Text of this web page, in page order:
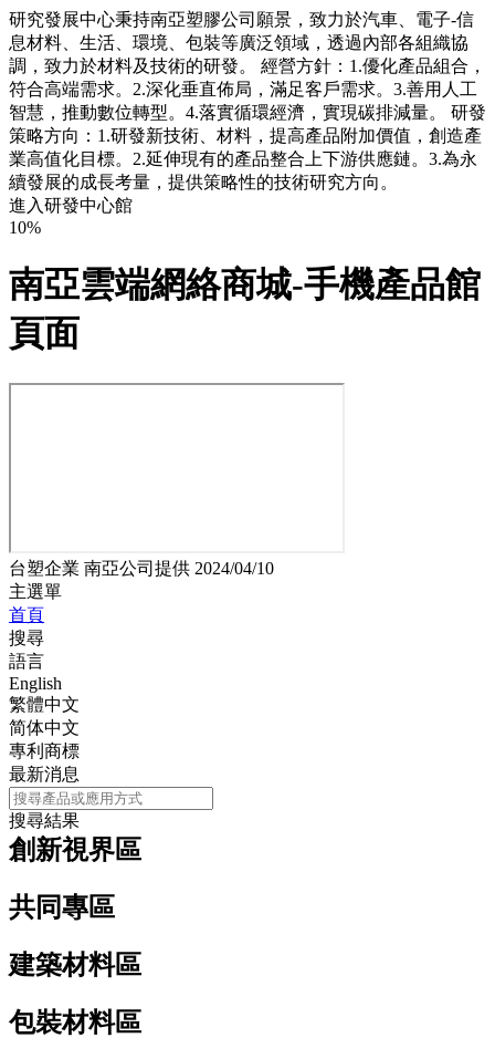
研究發展中心秉持南亞塑膠公司願景，致力於汽車、電子-信
息材料、生活、環境、包裝等廣泛領域，透過內部各組織協
調，致力於材料及技術的研發。 經營方針：1.優化產品組合，
符合高端需求。2.深化垂直佈局，滿足客戶需求。3.善用人工
智慧，推動數位轉型。4.落實循環經濟，實現碳排減量。 研發
策略方向：1.研發新技術、材料，提高產品附加價值，創造產
業高值化目標。2.延伸現有的產品整合上下游供應鏈。3.為永
續發展的成長考量，提供策略性的技術研究方向。
進入研發中心館
10%
南亞雲端網絡商城-手機產品館
頁面
台塑企業 南亞公司提供 2024/04/10
主選單
首頁
搜尋
語言
English
繁體中文
简体中文
專利商標
最新消息
搜尋結果
主選單
創新視界區
共同專區
建築材料區
包裝材料區